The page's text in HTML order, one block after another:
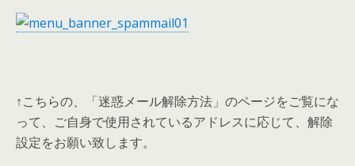
↑こちらの、「迷惑メール解除方法」のページをご覧にな
って、ご自身で使用されているアドレスに応じて、解除
設定をお願い致します。